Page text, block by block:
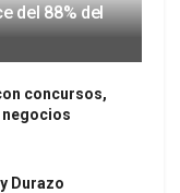
del 88% del
concursos,
negocios
Durazo